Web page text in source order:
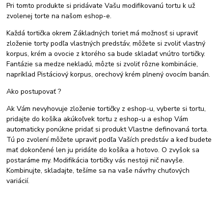
Pri tomto produkte si pridávate Vašu modifikovanú tortu k už
zvolenej torte na našom eshop-e.
Každá tortička okrem Základných toriet má možnosť si upraviť
zloženie torty podľa vlastných predstáv, môžete si zvoliť vlastný
korpus, krém a ovocie z ktorého sa bude skladať vnútro tortičky.
Fantázie sa medze nekladú, môzte si zvoliť rôzne kombinácie,
napríklad Pistáciový korpus, orechový krém plnený ovocím banán.
Ako postupovať ?
Ak Vám nevyhovuje zloženie tortičky z eshop-u, vyberte si tortu,
pridajte do košíka akúkoľvek tortu z eshop-u a eshop Vám
automaticky ponúkne pridať si produkt Vlastne definovaná torta.
Tú po zvolení môžete upraviť podľa Vaších predstáv a keď budete
mať dokončené len ju pridáte do košíka a hotovo. O zvyšok sa
postaráme my. Modifikácia tortičky vás nestoji nič navyše.
Kombinujte, skladajte, tešíme sa na vaše návrhy chuťových
variácií.